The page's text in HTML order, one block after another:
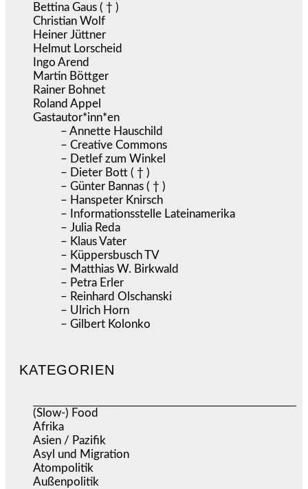
Bettina Gaus ( † )
Christian Wolf
Heiner Jüttner
Helmut Lorscheid
Ingo Arend
Martin Böttger
Rainer Bohnet
Roland Appel
Gastautor*inn*en
– Annette Hauschild
– Creative Commons
– Detlef zum Winkel
– Dieter Bott ( † )
– Günter Bannas ( † )
– Hanspeter Knirsch
– Informationsstelle Lateinamerika
– Julia Reda
– Klaus Vater
– Küppersbusch TV
– Matthias W. Birkwald
– Petra Erler
– Reinhard Olschanski
– Ulrich Horn
– Gilbert Kolonko
KATEGORIEN
(Slow-) Food
Afrika
Asien / Pazifik
Asyl und Migration
Atompolitik
Außenpolitik